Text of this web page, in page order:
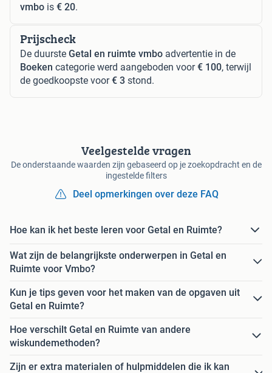
vmbo is € 20.
Prijscheck
De duurste Getal en ruimte vmbo advertentie in de
Boeken categorie werd aangeboden voor€ 100, terwijl
de goedkoopste voor€ 3 stond.
Veelgestelde vragen
De onderstaande waarden zijn gebaseerd op je zoekopdracht en de
ingestelde filters
Deel opmerkingen over deze FAQ
Hoe kan ik het beste leren voor Getal en Ruimte?
Wat zijn de belangrijkste onderwerpen in Getal en
Ruimte voor Vmbo?
Kun je tips geven voor het maken van de opgaven uit
Getal en Ruimte?
Hoe verschilt Getal en Ruimte van andere
wiskundemethoden?
Zijn er extra materialen of hulpmiddelen die ik kan